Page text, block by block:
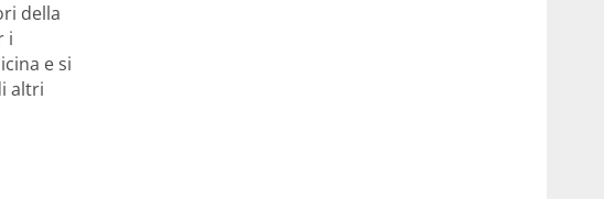
della
i
e si
altri